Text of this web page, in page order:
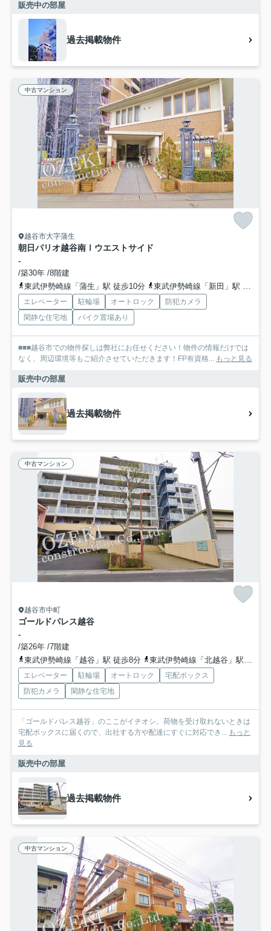
販売中の部屋
過去掲載物件
中古マンション
越谷市大字蒲生
朝日パリオ越谷南Ⅰウエストサイド
-
/築30年 /8階建
東武伊勢崎線「蒲生」駅 徒歩10分
東武伊勢崎線「新田」駅 徒歩18分
エレベーター 駐輪場 オートロック
防犯カメラ
閑静な住宅地
バイク置場あり
■■■越谷市での物件探しは弊社にお任せください！物件の情報だけでは
なく、周辺環境等もご紹介させていただきます！FP有資格... もっと見る
販売中の部屋
過去掲載物件
中古マンション
越谷市中町
ゴールドパレス越谷
-
/築26年 /7階建
東武伊勢崎線「越谷」駅 徒歩8分
東武伊勢崎線「北越谷」駅 徒歩16分
エレベーター 駐輪場 オートロック
宅配ボックス
防犯カメラ
閑静な住宅地
「ゴールドパレス越谷」のここがイチオシ。荷物を受け取れないときは
宅配ボックスに届くので、出社する方や配達にすぐに対応でき... もっと
見る
販売中の部屋
過去掲載物件
中古マンション